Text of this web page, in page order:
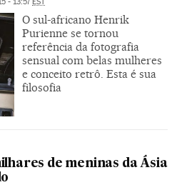
O sul-africano Henrik
Purienne se tornou
referência da fotografia
sensual com belas mulheres
e conceito retrô. Esta é sua
filosofia
de meninas da Ásia